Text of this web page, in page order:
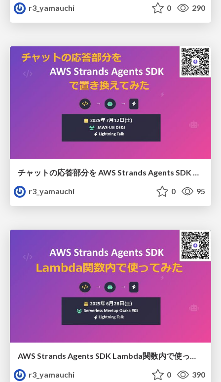
r3_yamauchi
0 290
チャットの応答部分を AWS Strands Agents SDK で置き換えてみた
r3_yamauchi
0 95
AWS Strands Agents SDK Lambda関数内で使ってみた
r3_yamauchi
0 390